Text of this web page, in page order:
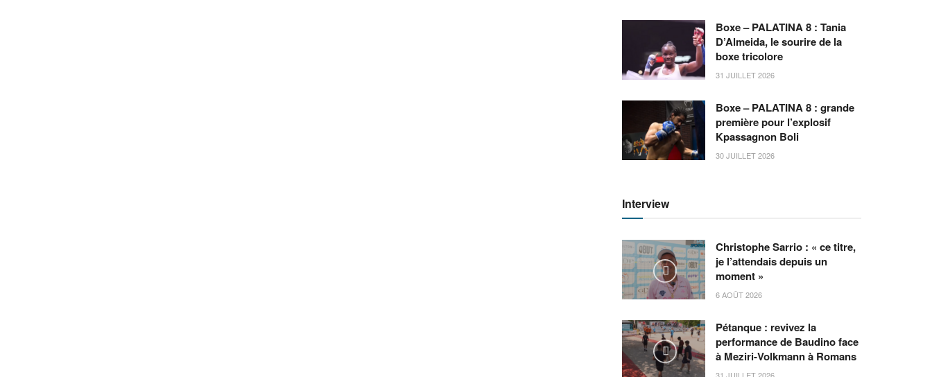
Boxe – PALATINA 8 : Tania
D’Almeida, le sourire de la
boxe tricolore
31 JUILLET 2026
Boxe – PALATINA 8 : grande
première pour l’explosif
Kpassagnon Boli
30 JUILLET 2026
Interview
Christophe Sarrio : « ce titre,
je l’attendais depuis un
moment »
6 AOÛT 2026
Pétanque : revivez la
performance de Baudino face
à Meziri-Volkmann à Romans